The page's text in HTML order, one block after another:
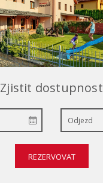
Zjistit dostupnost
REZERVOVAT